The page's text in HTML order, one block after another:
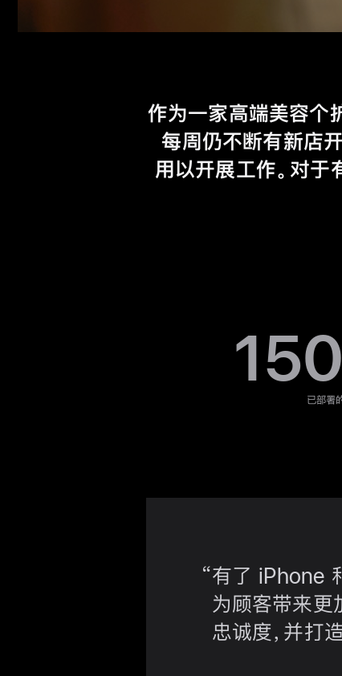
作为一家高端美容个
每周仍不断有新店
用以开展工作。对于
已部署
有了 iPhone
为顾客带来更
忠诚度， 并打